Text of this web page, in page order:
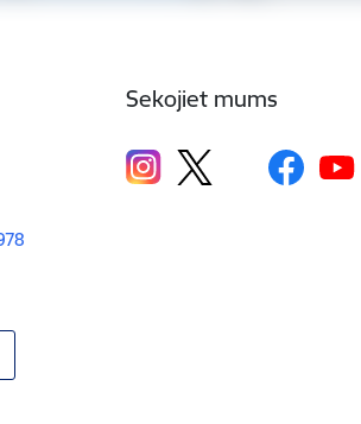
Sekojiet mums